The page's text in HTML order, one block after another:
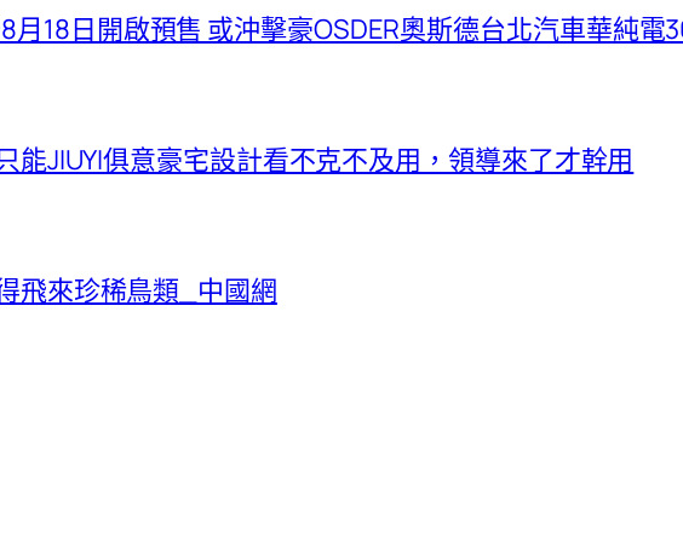
月18日開啟預售 或沖擊豪OSDER奧斯德台北汽車華純電
能JIUYI俱意豪宅設計看不克不及用，領導來了才幹用
飛來珍稀鳥類_中國網